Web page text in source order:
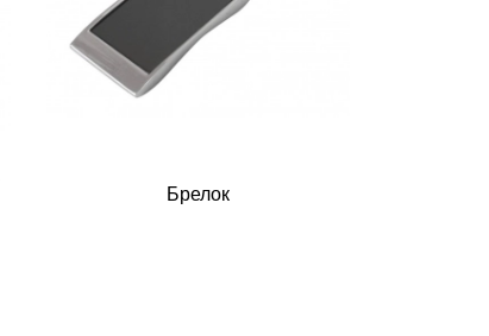
Брелок